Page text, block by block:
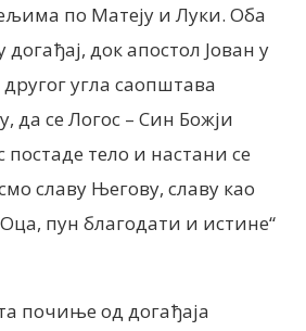
по Матеју и Луки. Оба
догађај, док апостол Јован у
угла саопштава
да се Логос – Син Божји
тело и настани се
славу Његову, славу као
пун благодати и истине“
почиње од догађаја